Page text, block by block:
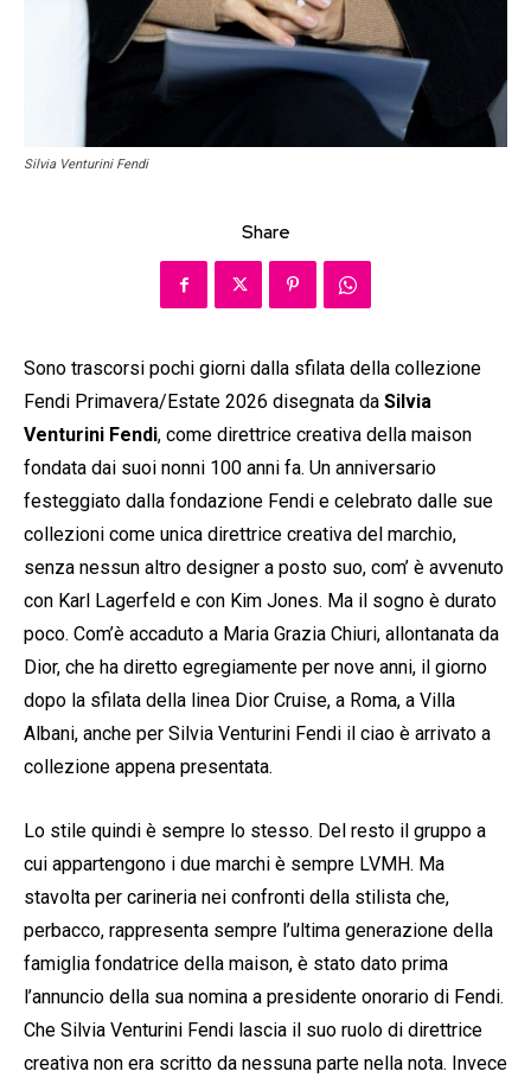
Silvia Venturini Fendi
Share
Sono trascorsi pochi giorni dalla sfilata della collezione
Fendi Primavera/Estate 2026 disegnata da Silvia
Venturini Fendi, come direttrice creativa della maison
fondata dai suoi nonni 100 anni fa. Un anniversario
festeggiato dalla fondazione Fendi e celebrato dalle sue
collezioni come unica direttrice creativa del marchio,
senza nessun altro designer a posto suo, com’ è avvenuto
con Karl Lagerfeld e con Kim Jones. Ma il sogno è durato
poco. Com’è accaduto a Maria Grazia Chiuri, allontanata da
Dior, che ha diretto egregiamente per nove anni, il giorno
dopo la sfilata della linea Dior Cruise, a Roma, a Villa
Albani, anche per Silvia Venturini Fendi il ciao è arrivato a
collezione appena presentata.
Lo stile quindi è sempre lo stesso. Del resto il gruppo a
cui appartengono i due marchi è sempre LVMH. Ma
stavolta per carineria nei confronti della stilista che,
perbacco, rappresenta sempre l’ultima generazione della
famiglia fondatrice della maison, è stato dato prima
l’annuncio della sua nomina a presidente onorario di Fendi.
Che Silvia Venturini Fendi lascia il suo ruolo di direttrice
creativa non era scritto da nessuna parte nella nota. Invece